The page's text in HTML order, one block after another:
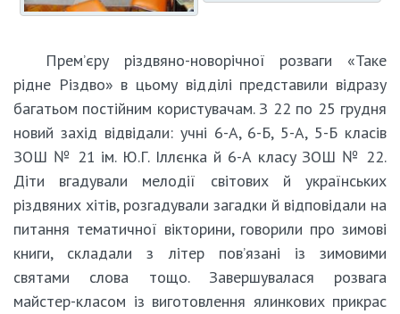
Прем’єру різдвяно-новорічної розваги «Таке
рідне Різдво» в цьому відділі представили відразу
багатьом постійним користувачам. З 22 по 25 грудня
новий захід відвідали: учні 6-А, 6-Б, 5-А, 5-Б класів
ЗОШ № 21 ім. Ю.Г. Іллєнка й 6-А класу ЗОШ № 22.
Діти вгадували мелодії світових й українських
різдвяних хітів, розгадували загадки й відповідали на
питання тематичної вікторини, говорили про зимові
книги, складали з літер пов’язані із зимовими
святами слова тощо. Завершувалася розвага
майстер-класом із виготовлення ялинкових прикрас